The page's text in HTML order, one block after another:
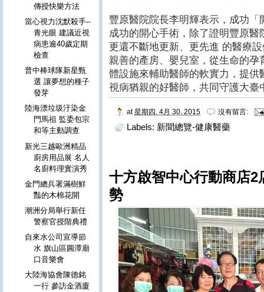
豐原醫院院長李明輝表示，成功
成功的開心手術，除了證明豐原
更還不斷地更新、更先進 的醫療
親善的產房、嬰兒室，從生命的
體設施來輔助醫師的軟實力，提
視病猶親的好醫師，共同守護大臺
at 星期四, 4月 30, 2015 沒有留言:
Labels: 新聞總覽-健康醫藥
十方啟智中心行動商店
勢
傳授快樂方法
當心視力沈默殺手--
青光眼 建議近視
病患逾40歲定期
檢查
普中棒球隊新星甄
選 讓夢想的種子
發芽
陸海漂垃圾汙染金
門馬祖 監委包宗
和等主動調查
新光三越歐洲精品
廚房用品展 名人
名廚料理實演秀
金門總兵署滿樹鮮
豔的木棉花開
潮洲分局舉行新任
警察官授階典禮
自來水公司宣導節
水 旗山區圓潭廟
口音樂會
大陸海協會陳德銘
一行 參訪金酒廈